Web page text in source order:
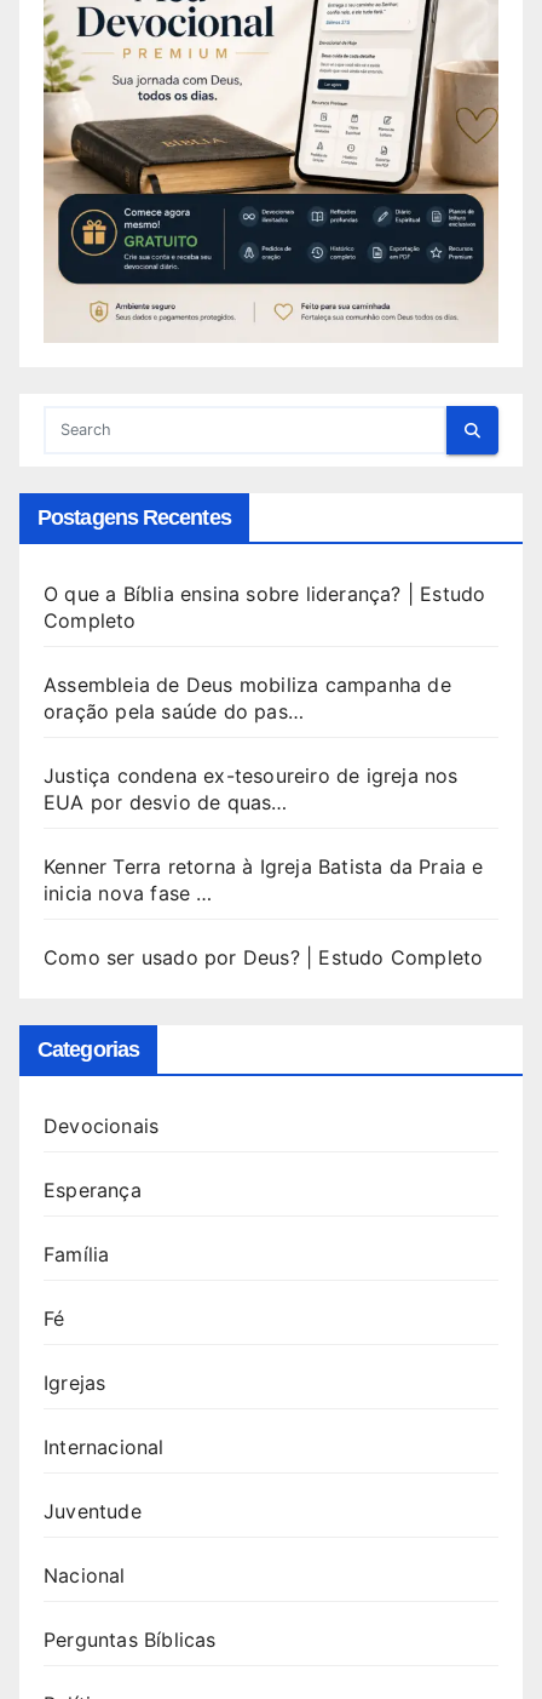
Postagens Recentes
O que a Bíblia ensina sobre liderança? | Estudo
Completo
Assembleia de Deus mobiliza campanha de
oração pela saúde do pas…
Justiça condena ex-tesoureiro de igreja nos
EUA por desvio de quas…
Kenner Terra retorna à Igreja Batista da Praia e
inicia nova fase …
Como ser usado por Deus? | Estudo Completo
Categorias
Devocionais
Esperança
Família
Fé
Igrejas
Internacional
Juventude
Nacional
Perguntas Bíblicas